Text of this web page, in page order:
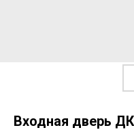
Входная дверь